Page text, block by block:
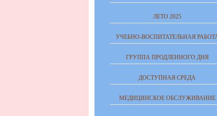
ЛЕТО 2025
УЧЕБНО-ВОСПИТАТЕЛЬНАЯ
ГРУППА ПРОДЛЕННОГО ДНЯ
ДОСТУПНАЯ СРЕДА
МЕДИЦИНСКОЕ ОБСЛУЖИВАНИЕ